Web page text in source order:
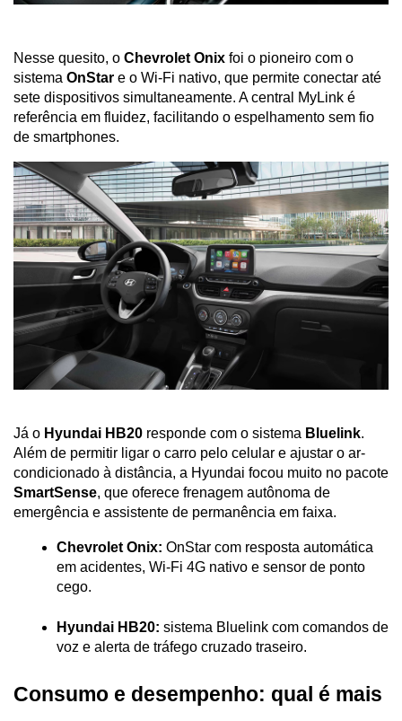
Nesse quesito, o Chevrolet Onix foi o pioneiro com o
sistema OnStar e o Wi-Fi nativo, que permite conectar até
sete dispositivos simultaneamente. A central MyLink é
referência em fluidez, facilitando o espelhamento sem fio
de smartphones.
Já o Hyundai HB20 responde com o sistema Bluelink.
Além de permitir ligar o carro pelo celular e ajustar o ar-
SmartSense, que oferece frenagem autônoma de
emergência e assistente de permanência em faixa.
Chevrolet Onix: OnStar com resposta automática
em acidentes, Wi-Fi 4G nativo e sensor de ponto
cego.
Hyundai HB20: sistema Bluelink com comandos de
voz e alerta de tráfego cruzado traseiro.
Consumo e desempenho: qual é mais